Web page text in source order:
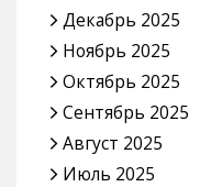
Декабрь 2025
Ноябрь 2025
Октябрь 2025
Сентябрь 2025
Август 2025
Июль 2025